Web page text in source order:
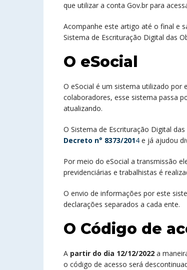
que utilizar a conta Gov.br para
Acompanhe este artigo até o final e
Sistema de Escrituração Digital das
O eSocial
O eSocial é um sistema utilizado por
colaboradores, esse sistema passa
atualizando.
O Sistema de Escrituração Digital
Decreto n° 8373/2014 e já ajudou
Por meio do eSocial a transmissão
previdenciárias e trabalhistas é
O envio de informações por este
declarações separados a cada ente.
O Código de
A partir do dia 12/12/2022 a
o código de acesso será